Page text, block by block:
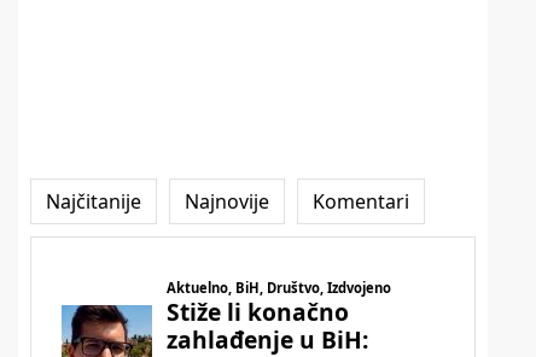
Najčitanije Najnovije Komentari